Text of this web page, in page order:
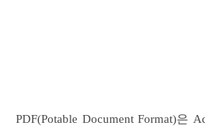
PDF(Potable Document Format)은